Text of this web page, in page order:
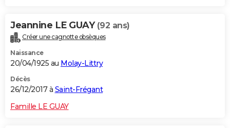
Jeannine LE GUAY (92 ans)
Créer une cagnotte obsèques
Naissance
20/04/1925 au Molay-Littry
Décès
26/12/2017 à Saint-Frégant
Famille LE GUAY